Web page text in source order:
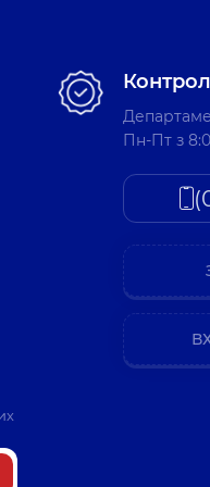
Пн-Пт з